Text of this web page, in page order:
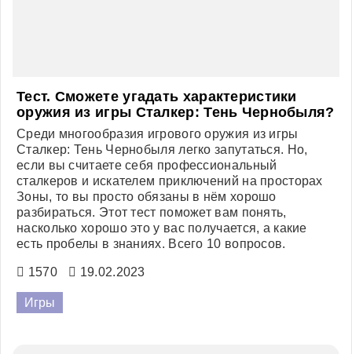
Тест. Сможете угадать характеристики
оружия из игры Сталкер: Тень Чернобыля?
Среди многообразия игрового оружия из игры
Сталкер: Тень Чернобыля легко запутаться. Но,
если вы считаете себя профессиональный
сталкеров и искателем приключений на просторах
разбираться. Этот тест поможет вам понять,
насколько хорошо это у вас получается, а какие